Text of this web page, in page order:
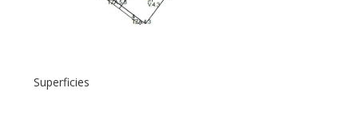
Superficies